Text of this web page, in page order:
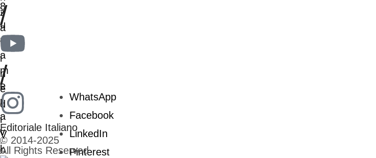
/
/
Editoriale Italiano
© 2014-2025
All Rights Reserved
WhatsApp
Facebook
LinkedIn
Pinterest